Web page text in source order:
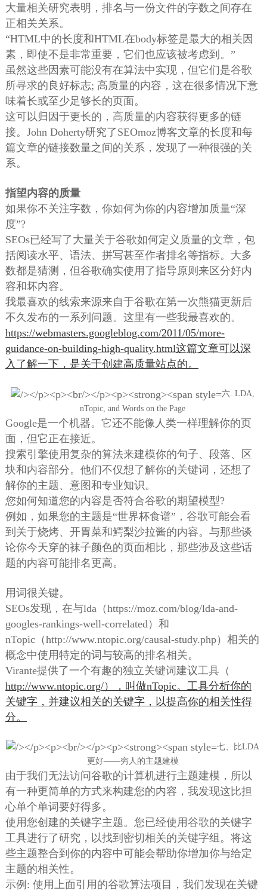
大量相关研究表明，排名与一份文件的字数之间存在
正相关关系。
“HTML中的长度和HTML在body标签是最大的相关因
素，即使不是非常重要，它们也应该被考虑到。”
虽然这些因素可能没有在算法中实现，但它们是谷歌
所寻求的良好标志; 高质量的内容，这在很多情况下意
味着长或至少足够长的页面。
这可以归因于更长的，高质量的内容获得更多的链
接。John Doherty研究了SEOmoz博客文章的长度和每
篇文章的链接数量之间的关系，发现了一种很强的关
系。
指望内容的质量
如果你不关注字数，你如何为你的内容增加质量“深
度”?
SEOs已经写了大量关于谷歌如何定义质量的文章，包
括阅读水平、语法、拼写甚至作者排名等指标。大多
数都是猜测，但谷歌确实使用了指导原则来区分好内
容和坏内容。
我最喜欢的线索来源来自于谷歌在第一次熊猫更新后
不久发布的一系列问题。这里有一些我最喜欢的。
https://webmasters.googleblog.com/2011/05/more-
guidance-on-building-high-quality.html这篇文章可以深
入了解一下，是关于创建高质量站点的。
六. LDA,
nTopic, and Words on the Page
Google是一个机器。它还不能像人类一样理解你的页
面，但它正在接近。
搜索引擎使用复杂的算法来建模你的句子、段落、区
块和内容部分。他们不仅想了解你的关键词，还想了
解你的主题、意图和专业知识。
您如何知道您的内容是否符合谷歌的期望模型?
例如，如果您的主题是“世界杯食谱”，谷歌可能会看
到关于烧烤、开胃菜和鳄梨沙拉酱的内容。与那些谈
论你今天穿的袜子颜色的页面相比，那些涉及这些话
题的内容可能排名更高。
用词很关键。
SEOs发现，在与lda（https://moz.com/blog/lda-and-
googles-rankings-well-correlated）和
nTopic（http://www.ntopic.org/causal-study.php）相关的
概念中使用特定的词与较高的排名相关。
Virante提供了一个有趣的独立关键词建议工具（
http://www.ntopic.org/），叫做nTopic。工具分析你的
关键字，并建议相关的关键字，以提高你的相关性得
分。
七、比LDA
更好——穷人的主题建模
由于我们无法访问谷歌的计算机进行主题建模，所以
有一种更简单的方式来构建您的内容，我发现这比担
心单个单词要好得多。
使用您创建的关键字主题。您已经使用谷歌的关键字
工具进行了研究，以找到密切相关的关键字组。将这
些主题整合到你的内容中可能会帮助你增加你与给定
主题的相关性。
示例: 使用上面引用的谷歌算法项目，我们发现在关键